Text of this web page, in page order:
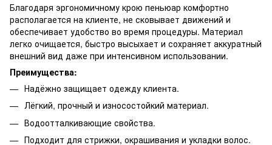
Благодаря эргономичному крою пеньюар комфортно
располагается на клиенте, не сковывает движений и
обеспечивает удобство во время процедуры. Материал
легко очищается, быстро высыхает и сохраняет аккуратный
внешний вид даже при интенсивном использовании.
Преимущества:
Надёжно защищает одежду клиента.
Лёгкий, прочный и износостойкий материал.
Водоотталкивающие свойства.
Подходит для стрижки, окрашивания и укладки волос.